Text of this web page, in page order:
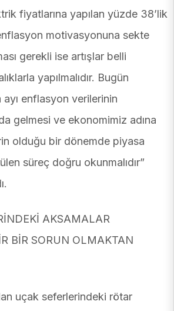
fiyatlarına yapılan yüzde 38’lik
motivasyonuna sekte
gerekli ise artışlar belli
yapılmalıdır. Bugün
ayı enflasyon verilerinin
gelmesi ve ekonomimiz adına
olduğu bir dönemde piyasa
süreç doğru okunmalıdır”
AKSAMALAR
BİR SORUN OLMAKTAN
uçak seferlerindeki rötar